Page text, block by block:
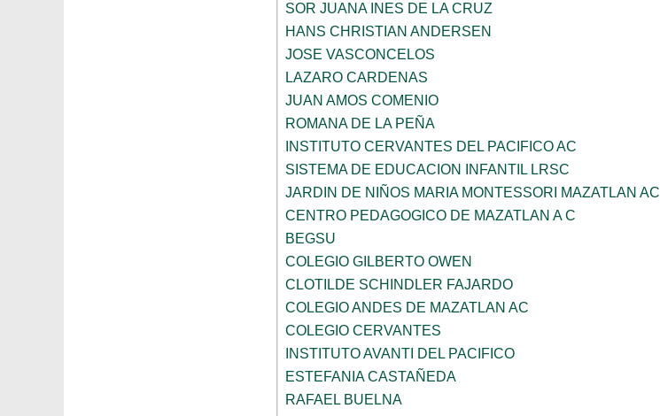
SOR JUANA INES DE LA CRUZ
HANS CHRISTIAN ANDERSEN
JOSE VASCONCELOS
LAZARO CARDENAS
JUAN AMOS COMENIO
ROMANA DE LA PEÑA
INSTITUTO CERVANTES DEL PACIFICO AC
SISTEMA DE EDUCACION INFANTIL LRSC
JARDIN DE NIÑOS MARIA MONTESSORI MAZATLAN AC
CENTRO PEDAGOGICO DE MAZATLAN A C
BEGSU
COLEGIO GILBERTO OWEN
CLOTILDE SCHINDLER FAJARDO
COLEGIO ANDES DE MAZATLAN AC
COLEGIO CERVANTES
INSTITUTO AVANTI DEL PACIFICO
ESTEFANIA CASTAÑEDA
RAFAEL BUELNA